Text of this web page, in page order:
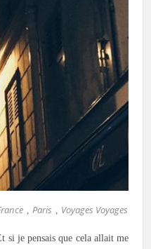
Paris Voyages Voyages
si je pensais que cela allait me